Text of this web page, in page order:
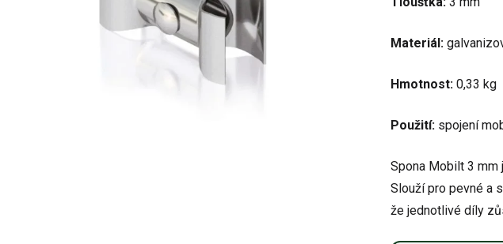
Materiál:
Hmotnost: 0,33 kg
Použití: spojení
Spona Mobilt 3 mm
Slouží pro pevné a
že jednotlivé díly